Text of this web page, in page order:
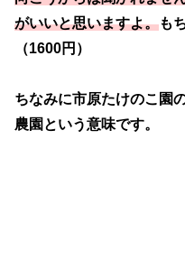
がいいと思いますよ。も
（1600円）
ちなみに市原たけのこ園
農園という意味です。